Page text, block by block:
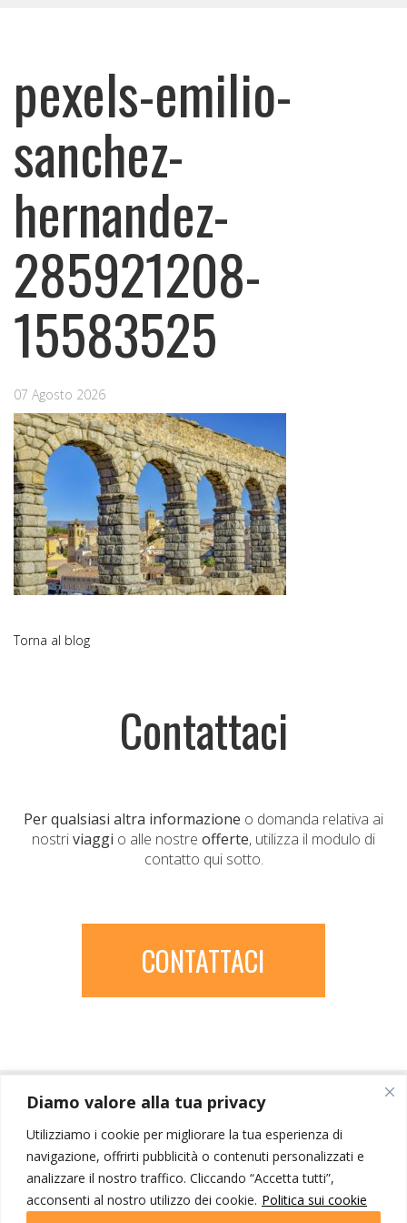
Diamo valore alla tua privacy
Utilizziamo i cookie per migliorare la tua esperienza di
navigazione, offrirti pubblicità o contenuti personalizzati e
analizzare il nostro traffico. Cliccando “Accetta tutti”,
acconsenti al nostro utilizzo dei cookie. Politica sui cookie
pexels-emilio-
sanchez-
hernandez-
285921208-
15583525
07 Agosto 2026
Torna al blog
Contattaci
Per qualsiasi altra informazione o domanda relativa ai
nostriviaggi o alle nostre offerte, utilizza il modulo di
contatto qui sotto.
CONTATTACI